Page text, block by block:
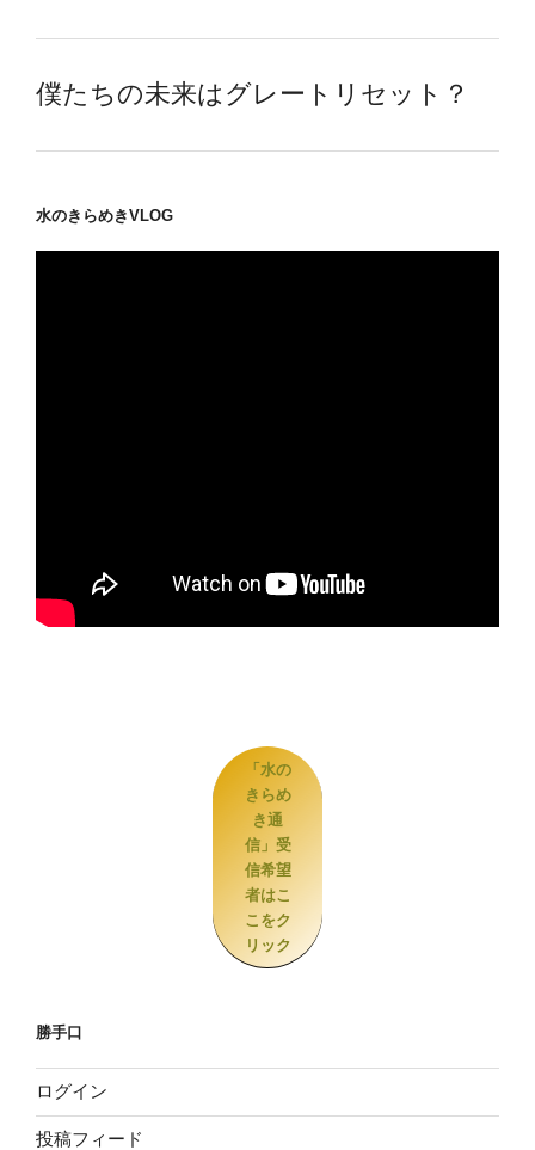
僕たちの未来はグレートリセット？
水のきらめきVLOG
「水の
きらめ
き通
信」受
信希望
者はこ
こをク
リック
勝手口
ログイン
投稿フィード